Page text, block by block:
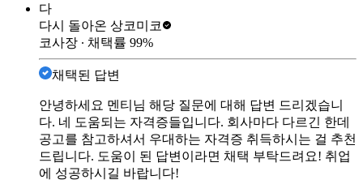
다
다시 돌아온 상코미코
코사장 ∙ 채택률 99%
채택된 답변
안녕하세요 멘티님 해당 질문에 대해 답변 드리겠습니
다. 네 도움되는 자격증들입니다. 회사마다 다르긴 한데
공고를 참고하셔서 우대하는 자격증 취득하시는 걸 추천
드립니다. 도움이 된 답변이라면 채택 부탁드려요! 취업
에 성공하시길 바랍니다!